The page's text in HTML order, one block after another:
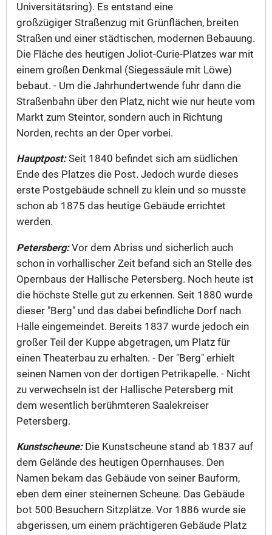
Universitätsring). Es entstand eine
großzügiger Straßenzug mit Grünflächen, breiten
Straßen und einer städtischen, modernen Bebauung.
Die Fläche des heutigen Joliot-Curie-Platzes war mit
einem großen Denkmal (Siegessäule mit Löwe)
bebaut. - Um die Jahrhundertwende fuhr dann die
Straßenbahn über den Platz, nicht wie nur heute vom
Markt zum Steintor, sondern auch in Richtung
Norden, rechts an der Oper vorbei.
Hauptpost:Seit 1840 befindet sich am südlichen
Ende des Platzes die Post. Jedoch wurde dieses
erste Postgebäude schnell zu klein und so musste
schon ab 1875 das heutige Gebäude errichtet
werden.
Petersberg:Vor dem Abriss und sicherlich auch
schon in vorhallischer Zeit befand sich an Stelle des
Opernbaus der Hallische Petersberg. Noch heute ist
die höchste Stelle gut zu erkennen. Seit 1880 wurde
dieser "Berg" und das dabei befindliche Dorf nach
Halle eingemeindet. Bereits 1837 wurde jedoch ein
großer Teil der Kuppe abgetragen, um Platz für
einen Theaterbau zu erhalten. - Der "Berg" erhielt
seinen Namen von der dortigen Petrikapelle. - Nicht
zu verwechseln ist der Hallische Petersberg mit
dem wesentlich berühmteren Saalekreiser
Petersberg.
Kunstscheune:Die Kunstscheune stand ab 1837 auf
dem Gelände des heutigen Opernhauses. Den
Namen bekam das Gebäude von seiner Bauform,
eben dem einer steinernen Scheune. Das Gebäude
bot 500 Besuchern Sitzplätze. Vor 1886 wurde sie
abgerissen, um einem prächtigeren Gebäude Platz